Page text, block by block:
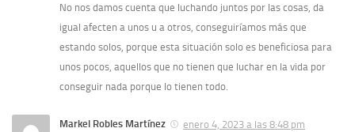
No nos damos cuenta que luchando juntos por las cosas, da
igual afecten a unos u a otros, conseguiríamos más que
estando solos, porque esta situación solo es beneficiosa para
unos pocos, aquellos que no tienen que luchar en la vida por
conseguir nada porque lo tienen todo.
Markel Robles Martínez
enero 4, 2023 a las 8:48 pm